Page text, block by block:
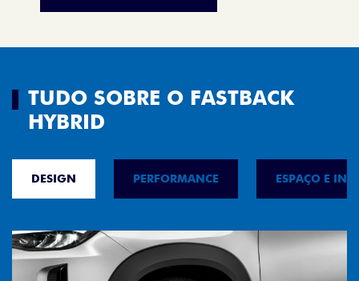
TUDO SOBRE O FASTBACK
HYBRID
DESIGN PERFORMANCE ESPAÇO E